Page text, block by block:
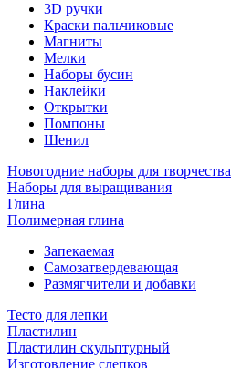
3D ручки
Краски пальчиковые
Магниты
Мелки
Наборы бусин
Наклейки
Открытки
Помпоны
Шенил
Новогодние наборы для творчества
Наборы для выращивания
Глина
Полимерная глина
Запекаемая
Самозатвердевающая
Размягчители и добавки
Тесто для лепки
Пластилин
Пластилин скульптурный
Изготовление слепков